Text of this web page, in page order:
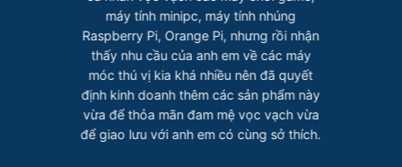
máy tính minipc, máy tính nhúng
Raspberry Pi, Orange Pi, nhưng rồi nhận
thấy nhu cầu của anh em về các máy
móc thú vị kia khá nhiều nên đã quyết
định kinh doanh thêm các sản phẩm này
vừa để thỏa mãn đam mệ vọc vạch vừa
để giao lưu với anh em có cùng sở thích.